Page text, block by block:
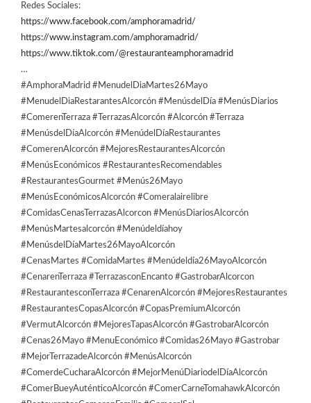
Redes Sociales:
https://www.facebook.com/amphoramadrid/
https://www.instagram.com/amphoramadrid/
https://www.tiktok.com/@restauranteamphoramadrid
…
#AmphoraMadrid #MenudelDiaMartes26Mayo
#MenudelDiaRestarantesAlcorcón #MenúsdelDía #MenúsDiarios
#ComerenTerraza #TerrazasAlcorcón #Alcorcón #Terraza
#MenúsdelDíaAlcorcón #MenúdelDíaRestaurantes
#ComerenAlcorcón #MejoresRestaurantesAlcorcón
#MenúsEconómicos #RestaurantesRecomendables
#RestaurantesGourmet #Menús26Mayo
#MenúsEconómicosAlcorcón #Comeralairelibre
#ComidasCenasTerrazasAlcorcon #MenúsDiariosAlcorcón
#MenúsMartesalcorcón #Menúdeldíahoy
#MenúsdelDíaMartes26MayoAlcorcón
#CenasMartes #ComidaMartes #Menúdeldía26MayoAlcorcón
#CenarenTerraza #TerrazasconEncanto #GastrobarAlcorcon
#RestaurantesconTerraza #CenarenAlcorcón #MejoresRestaurantes
#RestaurantesCopasAlcorcón #CopasPremiumAlcorcón
#VermutAlcorcón #MejoresTapasAlcorcón #GastrobarAlcorcón
#Cenas26Mayo #MenuEconómico #Comidas26Mayo #Gastrobar
#MejorTerrazadeAlcorcón #MenúsAlcorcón
#ComerdeCucharaAlcorcón #MejorMenúDiariodelDíaAlcorcón
#ComerBueyAuténticoAlcorcón #ComerCarneTomahawkAlcorcón